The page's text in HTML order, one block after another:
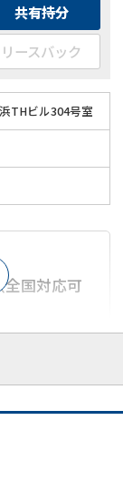
共有持分
リースバック
THビル304号室
国対応可
業歴10年以上